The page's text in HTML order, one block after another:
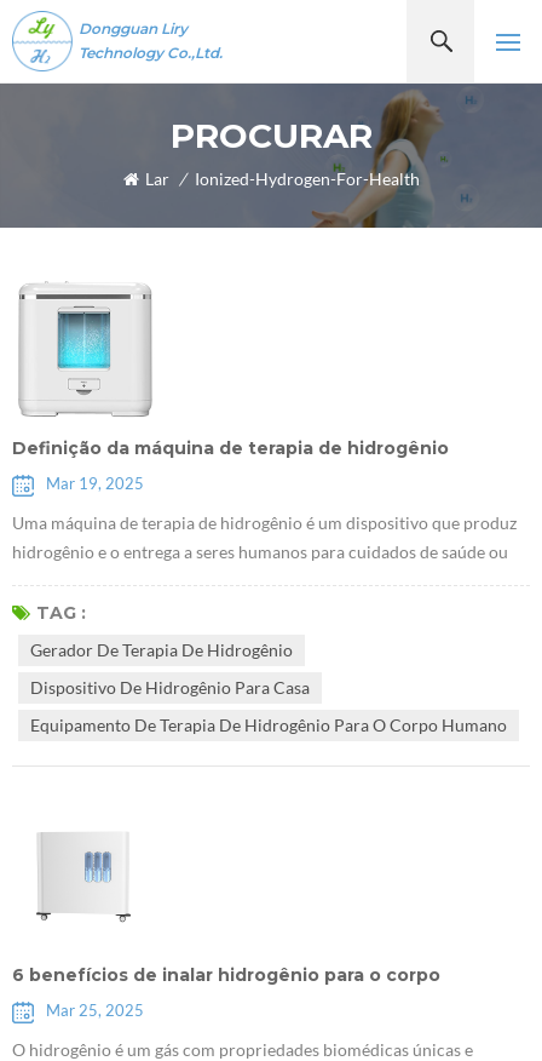
Dongguan Liry
Technology Co.,Ltd.
PROCURAR
Lar / Ionized-Hydrogen-For-Health
Definição da máquina de terapia de hidrogênio
Mar 19, 2025
Uma máquina de terapia de hidrogênio é um dispositivo que produz
hidrogênio e o entrega a seres humanos para cuidados de saúde ou
tratamento auxiliar A seguir, é apresentada uma introdução
detalhada às máquinas de terapia de hidrogênio:DefiniçãoUM
hidrogênio por eletrolisação de á...
TAG :
Gerador De Terapia De Hidrogênio
Dispositivo De Hidrogênio Para Casa
Equipamento De Terapia De Hidrogênio Para O Corpo Humano
6 benefícios de inalar hidrogênio para o corpo
Mar 25, 2025
O hidrogênio é um gás com propriedades biomédicas únicas e